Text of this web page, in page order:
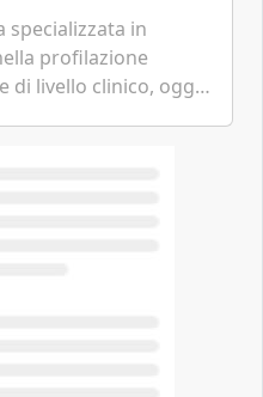
istologici
specializzata in
profilazione
di livello clinico, oggi